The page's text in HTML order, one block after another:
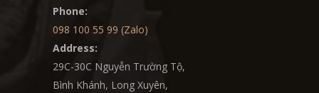
Phone:
098 100 55 99 (Zalo)
Address:
29C-30C Nguyễn Trường Tộ,
Bình Khánh, Long Xuyên,